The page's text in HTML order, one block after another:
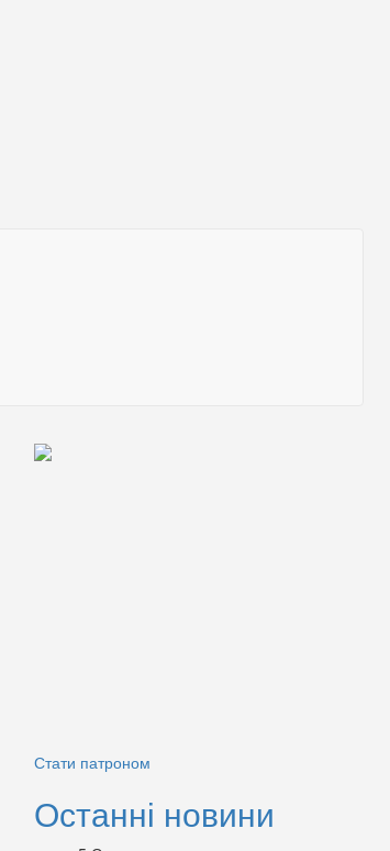
Стати патроном
Останні новини